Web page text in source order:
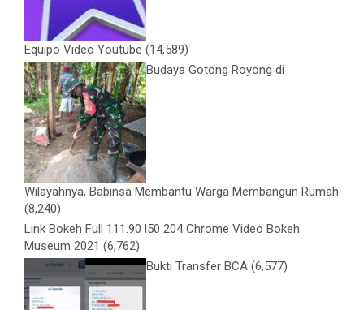
Equipo Video Youtube (14,589)
Budaya Gotong Royong di
Wilayahnya, Babinsa Membantu Warga Membangun Rumah
(8,240)
Link Bokeh Full 111.90 l50 204 Chrome Video Bokeh
Museum 2021 (6,762)
Bukti Transfer BCA (6,577)